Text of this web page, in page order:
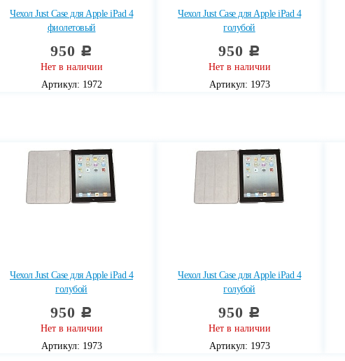
Чехол Just Case для Apple iPad 4
фиолетовый
950 c
Нет в наличии
Артикул: 1972
Чехол Just Case для Apple iPad 4
голубой
950 c
Нет в наличии
Артикул: 1973
Чехол Just Case для Apple iPad 4
голубой
950 c
Нет в наличии
Артикул: 1973
Чехол Just Case для Apple iPad 4
голубой
950 c
Нет в наличии
Артикул: 1973